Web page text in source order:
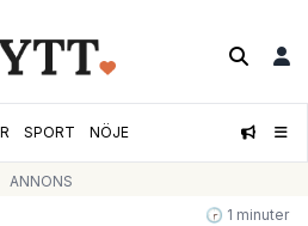
SPORT NÖJE
ANNONS
🕝 1 minuter